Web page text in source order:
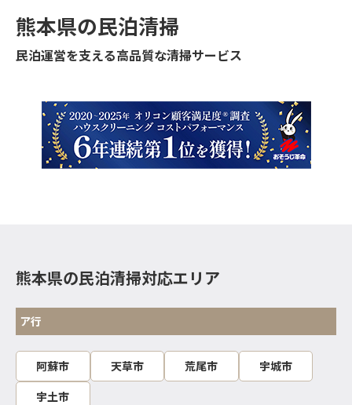
熊本県の民泊清掃
民泊運営を支える高品質な清掃サービス
熊本県の民泊清掃対応エリア
ア行
阿蘇市 天草市 荒尾市
宇城市
宇土市